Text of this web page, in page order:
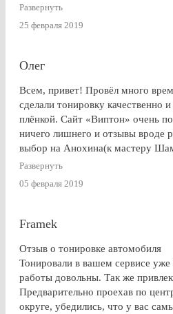
Развернуть
25 февраля 2019
Олег
Всем, привет! Провёл много
сделали тонировку качественно
плёнкой. Сайт «Виптон» очень
ничего лишнего и отзывы вроде
выбор на Анохина(к мастеру
именно так, как и написано в
Развернуть
05 февраля 2019
Framek
Отзыв о тонировке автомобиля
Тонировали в вашем сервисе
работы довольны. Так же
Предварительно проехав по
округе, убедились, что у вас